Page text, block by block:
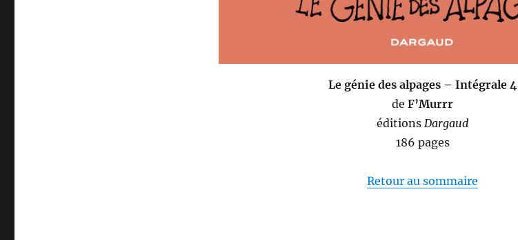
Le génie des alpages – Intégrale 4
deF’Murrr
éditionsDargaud
186 pages
Retour au sommaire